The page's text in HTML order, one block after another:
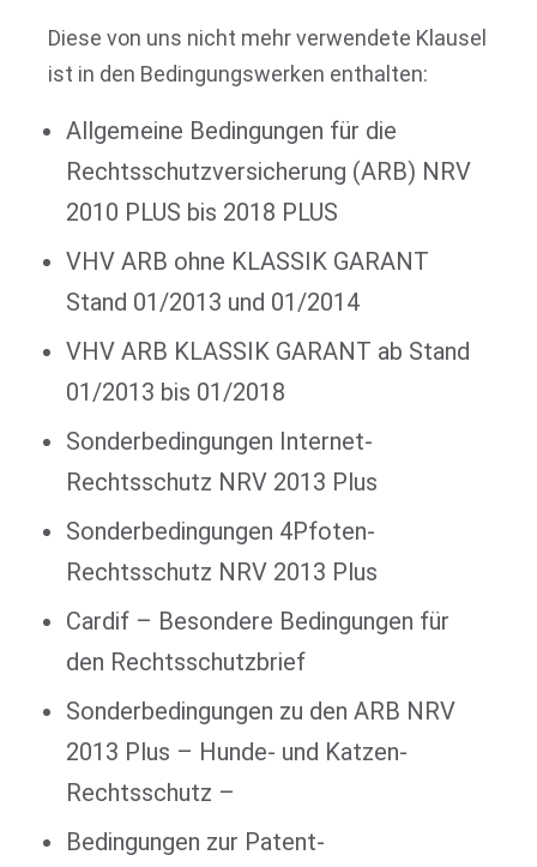
Diese von uns nicht mehr verwendete Klausel
ist in den Bedingungswerken enthalten:
Allgemeine Bedingungen für die
Rechtsschutzversicherung (ARB) NRV
2010 PLUS bis 2018 PLUS
VHV ARB ohne KLASSIK GARANT
Stand 01/2013 und 01/2014
VHV ARB KLASSIK GARANT ab Stand
01/2013 bis 01/2018
Sonderbedingungen Internet-
Rechtsschutz NRV 2013 Plus
Sonderbedingungen 4Pfoten-
Rechtsschutz NRV 2013 Plus
Cardif – Besondere Bedingungen für
den Rechtsschutzbrief
Sonderbedingungen zu den ARB NRV
2013 Plus – Hunde- und Katzen-
Rechtsschutz –
Bedingungen zur Patent-